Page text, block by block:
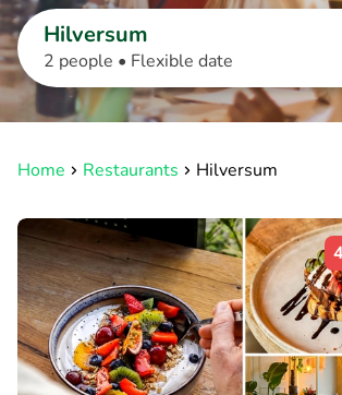
Hilversum
2 people • Flexible date
Home Restaurants Hilversum